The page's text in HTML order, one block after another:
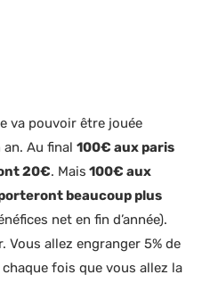
va pouvoir être jouée
Au final 100€ aux paris
20€. Mais 100€ aux
beaucoup plus
net en fin d’année).
Vous allez engranger 5% de
fois que vous allez la